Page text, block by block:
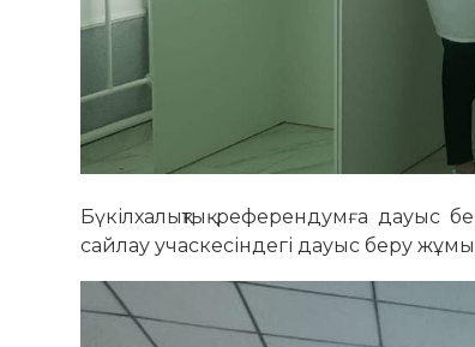
Бүкілхалықтық референдумға дауыс
сайлау учаскесіндегі дауыс беру